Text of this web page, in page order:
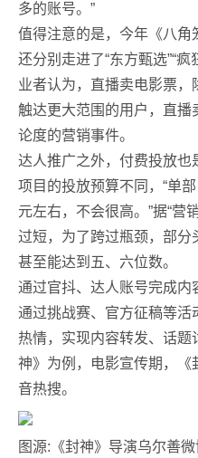
多的账号。”
值得注意的是，今年《八角
还分别走进了“东方甄选”“
业者认为，直播卖电影票
触达更大范围的用户，直
论度的营销事件。
达人推广之外，付费投放
项目的投放预算不同，“单
元左右，不会很高。”据“营
过短，为了跨过瓶颈，部
甚至能达到五、六位数。
通过官抖、达人账号完成
通过挑战赛、官方征稿等活
热情，实现内容转发、话
神》为例，电影宣传期，
音热搜。
图源:《封神》导演乌尔善